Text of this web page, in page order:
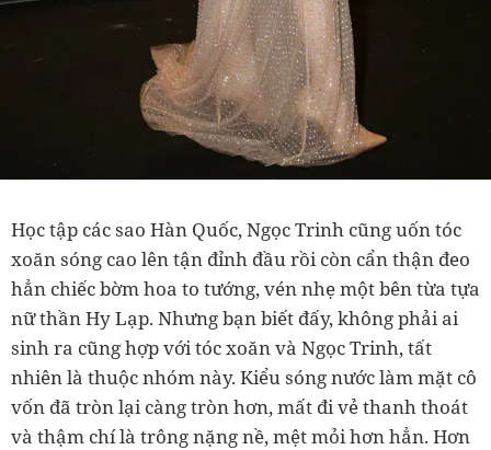
Học tập các sao Hàn Quốc, Ngọc Trinh cũng uốn tóc
xoăn sóng cao lên tận đỉnh đầu rồi còn cẩn thận đeo
hẳn chiếc bờm hoa to tướng, vén nhẹ một bên từa tựa
nữ thần Hy Lạp. Nhưng bạn biết đấy, không phải ai
sinh ra cũng hợp với tóc xoăn và Ngọc Trinh, tất
nhiên là thuộc nhóm này. Kiểu sóng nước làm mặt cô
vốn đã tròn lại càng tròn hơn, mất đi vẻ thanh thoát
và thậm chí là trông nặng nề, mệt mỏi hơn hẳn. Hơn